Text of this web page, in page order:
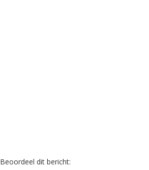
Beoordeel dit bericht: